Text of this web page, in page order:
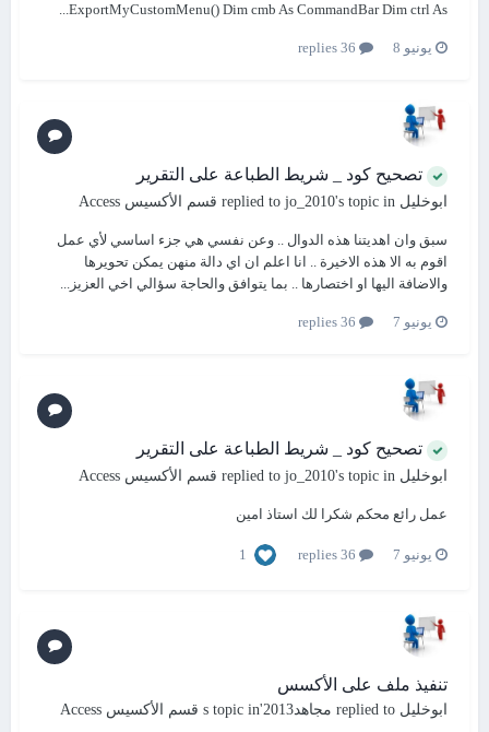
ExportMyCustomMenu() Dim cmb As CommandBar Dim ctrl As...
يونيو 8
تصحيح كود _ شريط الطباعة على التقرير
ابوخليل jo_2010's topic in قسم الأكسيس Access
سبق وان اهديتنا هذه الدوال .. وعن نفسي هي جزء اساسي لأي عمل
اقوم به الا هذه الاخيرة .. انا اعلم ان اي دالة منهن يمكن تحويرها
والاضافة اليها او اختصارها .. بما يتوافق والحاجة سؤالي اخي العزيز...
يونيو 7
تصحيح كود _ شريط الطباعة على التقرير
ابوخليل jo_2010's topic in قسم الأكسيس Access
عمل رائع محكم شكرا لك استاذ امين
يونيو 7 1
تنفيذ ملف على الأكسس
ابوخليل مجاهد2013 's topic in قسم الأكسيس Access